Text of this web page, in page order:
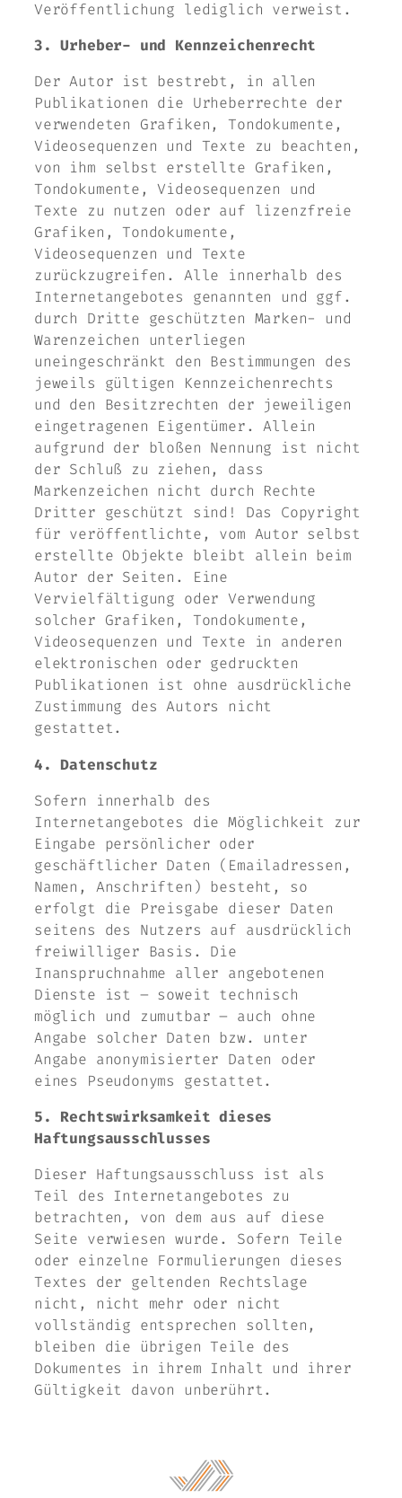
Veröffentlichung lediglich verweist.
3. Urheber- und Kennzeichenrecht
Der Autor ist bestrebt, in allen
Publikationen die Urheberrechte der
verwendeten Grafiken, Tondokumente,
Videosequenzen und Texte zu beachten,
von ihm selbst erstellte Grafiken,
Tondokumente, Videosequenzen und
Texte zu nutzen oder auf lizenzfreie
Grafiken, Tondokumente,
Videosequenzen und Texte
zurückzugreifen. Alle innerhalb des
Internetangebotes genannten und ggf.
durch Dritte geschützten Marken- und
Warenzeichen unterliegen
uneingeschränkt den Bestimmungen des
jeweils gültigen Kennzeichenrechts
und den Besitzrechten der jeweiligen
eingetragenen Eigentümer. Allein
aufgrund der bloßen Nennung ist nicht
der Schluß zu ziehen, dass
Markenzeichen nicht durch Rechte
Dritter geschützt sind! Das Copyright
für veröffentlichte, vom Autor selbst
erstellte Objekte bleibt allein beim
Autor der Seiten. Eine
Vervielfältigung oder Verwendung
solcher Grafiken, Tondokumente,
Videosequenzen und Texte in anderen
elektronischen oder gedruckten
Publikationen ist ohne ausdrückliche
Zustimmung des Autors nicht
gestattet.
4. Datenschutz
Sofern innerhalb des
Internetangebotes die Möglichkeit zur
Eingabe persönlicher oder
geschäftlicher Daten (Emailadressen,
Namen, Anschriften) besteht, so
erfolgt die Preisgabe dieser Daten
seitens des Nutzers auf ausdrücklich
freiwilliger Basis. Die
Inanspruchnahme aller angebotenen
Dienste ist – soweit technisch
möglich und zumutbar – auch ohne
Angabe solcher Daten bzw. unter
Angabe anonymisierter Daten oder
eines Pseudonyms gestattet.
5. Rechtswirksamkeit dieses
Haftungsausschlusses
Dieser Haftungsausschluss ist als
Teil des Internetangebotes zu
betrachten, von dem aus auf diese
Seite verwiesen wurde. Sofern Teile
oder einzelne Formulierungen dieses
Textes der geltenden Rechtslage
nicht, nicht mehr oder nicht
vollständig entsprechen sollten,
bleiben die übrigen Teile des
Dokumentes in ihrem Inhalt und ihrer
Gültigkeit davon unberührt.